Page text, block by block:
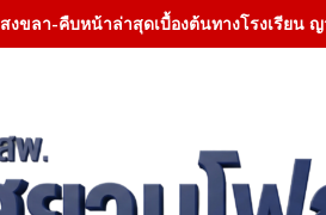
สงขลา-คืบหน้าล่าสุดเบื้องต้นทางโรงเรียน ญ